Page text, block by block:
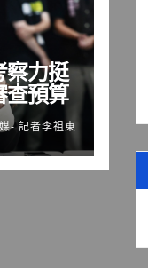
察力挺
查預算
- 記者李祖東